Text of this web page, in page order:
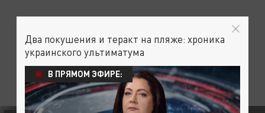
Два покушения и теракт на пляже: хроника
украинского ультиматума
В ПРЯМОМ ЭФИРЕ: